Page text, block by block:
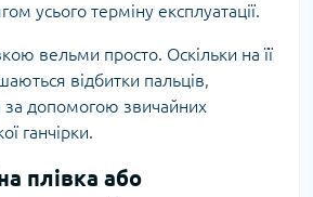
усього терміну експлуатації.
вельми просто. Оскільки на її
відбитки пальців,
за допомогою звичайних
ганчірки.
плівка або